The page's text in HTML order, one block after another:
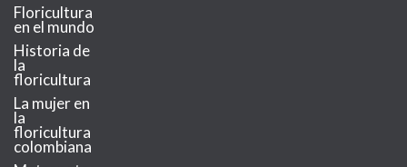
Floricultura
en el mundo
Historia de
la
floricultura
La mujer en
la
floricultura
colombiana